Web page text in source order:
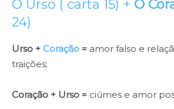
O Urso ( carta 15) + O
24)
Urso + Coração = amor falso e
traições;
Coração + Urso = ciúmes e amor